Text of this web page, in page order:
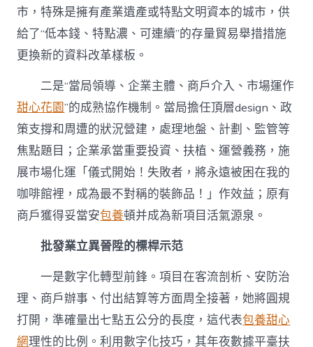
市，特殊是擁有產業遺產或特點文明資本的城市，供
給了“低本錢、特點濃、可連續”的存量貿易舉措措施
更換新的資料改革樣板。
二是“當局領導、企業主體、商戶介入、市場運作
甜心花園”的成熟協作機制。當局擔任頂層design、政
策支撐和周遭的狀況營建，處理地盤、計劃、監管等
焦點題目；企業承當重要投資、扶植、運營義務，施
展市場化運「儀式開始！失敗者，將永遠被困在我的
咖啡館裡，成為最不對稱的裝飾品！」作效益；原有
商戶獲得妥當安包養頓并成為新項目活氣源泉。
批發業立異晉陞的標桿示范
一是數字化轉型前鋒。項目在客流剖析、安防治
理、商戶辦事、付出結算等方面周全接著，她將圓規
打開，準確量出七點五公分的長度，這代表包養甜心
網理性的比例。利用數字化技巧，其年夜數據平臺扶